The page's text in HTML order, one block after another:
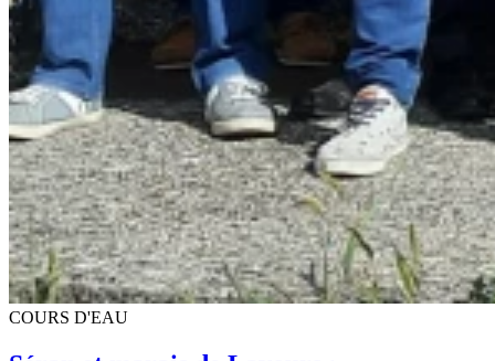
COURS D'EAU